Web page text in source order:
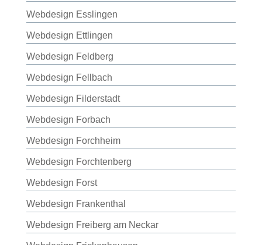
Webdesign Esslingen
Webdesign Ettlingen
Webdesign Feldberg
Webdesign Fellbach
Webdesign Filderstadt
Webdesign Forbach
Webdesign Forchheim
Webdesign Forchtenberg
Webdesign Forst
Webdesign Frankenthal
Webdesign Freiberg am Neckar